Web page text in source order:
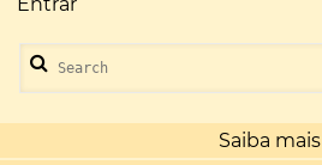
Menu
de
conta
de
usuário
Search
Saiba mais